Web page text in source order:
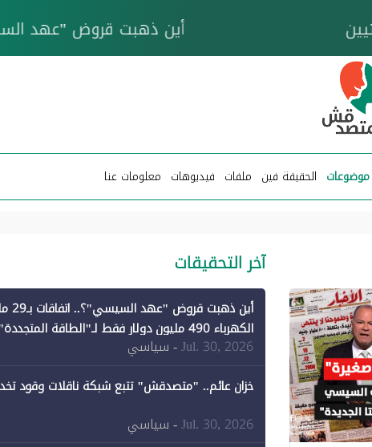
شبكة ناقلات وقود تخدم الحوثيين
موضوعات الحقيقة فين ملفات فيديوهات معلومات عنا
آخر التحقيقات
الكهرباء 490 مليون دولار فقط لـ"الطاقة المتجددة" (1)
Jul. 30, 2026- سياسي
خزان عائم.. "متصدقش" تتبع شبكة ناقلات وقود
Jul. 30, 2026- سياسي